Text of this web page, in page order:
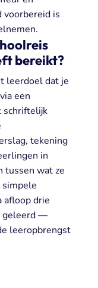
voorbereid is
bereikt?
leerdoel dat je
een
schriftelijk
tekening
in
tussen wat ze
simpele
drie
geleerd —
leeropbrengst